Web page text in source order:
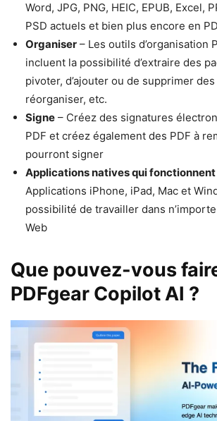
Word, JPG, PNG, HEIC, EPUB, Excel,
PSD actuels et bien plus encore en
Organiser – Les outils d’organisation
incluent la possibilité d’extraire des
pivoter, d’ajouter ou de supprimer
réorganiser, etc.
Signe – Créez des signatures
PDF et créez également des PDF à
pourront signer
Applications natives qui
Applications iPhone, iPad, Mac et
possibilité de travailler dans
Web
Que pouvez-vous
PDFgear Copilot AI ?